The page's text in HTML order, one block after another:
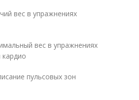
вес в упражнениях
вес в упражнениях
кардио
пульсовых зон